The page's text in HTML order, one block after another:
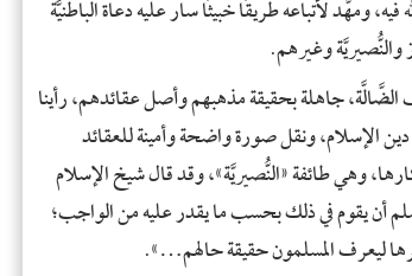
ومهَّد لأتباعه طريقًا خبيثًا سار عليه دعاة الباطنيَّة
والنُّصيريَّة وغيرهم.
الضَّالَّة، جاهلة بحقيقة مذهبهم وأصل عقائدهم، رأينا
الإسلام، ونقل صورة واضحة وأمينة للعقائد
وهي طائفة «النُّصيريَّة»، وقد قال شيخ الإسلام
511): «ويجب على كلِّ مسلم أن يقوم في ذلك بحسب ما يقدر عليه من الواجب؛
ليعرف المسلمون حقيقة حالهم…».